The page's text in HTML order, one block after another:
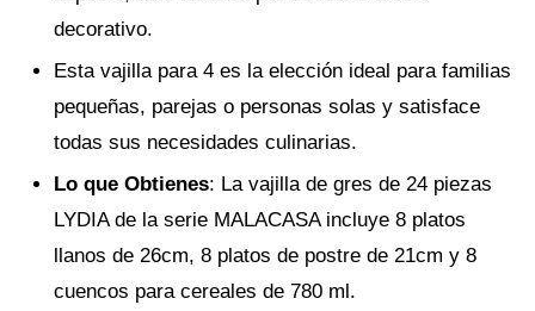
decorativo.
Esta vajilla para 4 es la elección ideal para familias
pequeñas, parejas o personas solas y satisface
todas sus necesidades culinarias.
Lo que Obtienes: La vajilla de gres de 24 piezas
LYDIA de la serie MALACASA incluye 8 platos
llanos de 26cm, 8 platos de postre de 21cm y 8
cuencos para cereales de 780 ml.